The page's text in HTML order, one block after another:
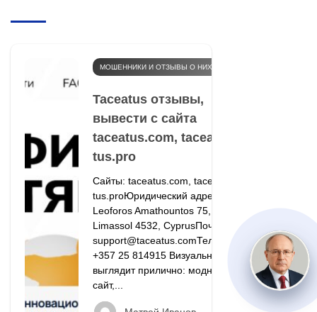
МОШЕННИКИ И ОТЗЫВЫ О НИХ
Taceatus отзывы,
вывести с сайта
taceatus.com, tacea-
tus.pro
Сайты: taceatus.com, tacea-
tus.proЮридический адрес:
Leoforos Amathountos 75,
Limassol 4532, CyprusПочта:
support@taceatus.comТелефон:
+357 25 814915 Визуально всё
выглядит прилично: модный
сайт,...